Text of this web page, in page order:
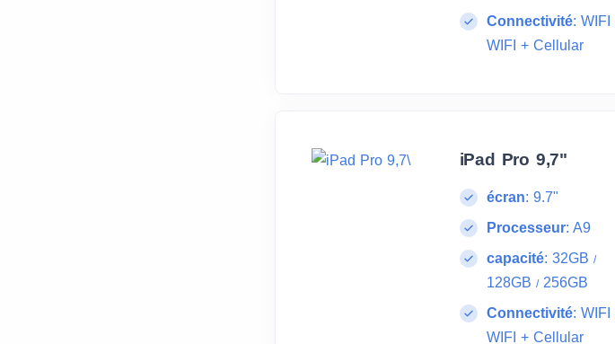
Connectivité: WIFI
WIFI + Cellular
iPad Pro 9,7"
écran: 9.7"
Processeur: A9
capacité: 32GB /
128GB /256GB
Connectivité: WIFI
WIFI + Cellular